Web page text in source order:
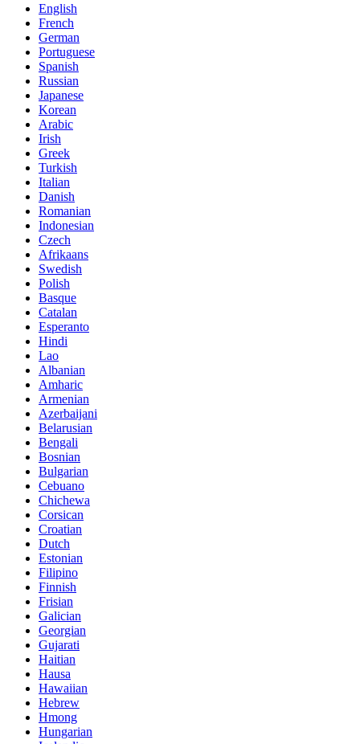
English
French
German
Portuguese
Spanish
Russian
Japanese
Korean
Arabic
Irish
Greek
Turkish
Italian
Danish
Romanian
Indonesian
Czech
Afrikaans
Swedish
Polish
Basque
Catalan
Esperanto
Hindi
Lao
Albanian
Amharic
Armenian
Azerbaijani
Belarusian
Bengali
Bosnian
Bulgarian
Cebuano
Chichewa
Corsican
Croatian
Dutch
Estonian
Filipino
Finnish
Frisian
Galician
Georgian
Gujarati
Haitian
Hausa
Hawaiian
Hebrew
Hmong
Hungarian